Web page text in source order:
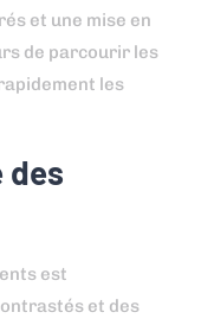
et une mise en
de parcourir les
les
des
est
et des